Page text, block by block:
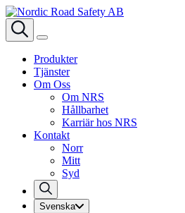
Produkter
Tjänster
Om Oss
Om NRS
Hållbarhet
Karriär hos NRS
Kontakt
Norr
Mitt
Syd
Svenska